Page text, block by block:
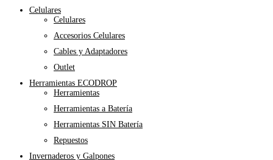
Celulares
Celulares
Accesorios Celulares
Cables y Adaptadores
Outlet
Herramientas ECODROP
Herramientas
Herramientas a Batería
Herramientas SIN Batería
Repuestos
Invernaderos y Galpones